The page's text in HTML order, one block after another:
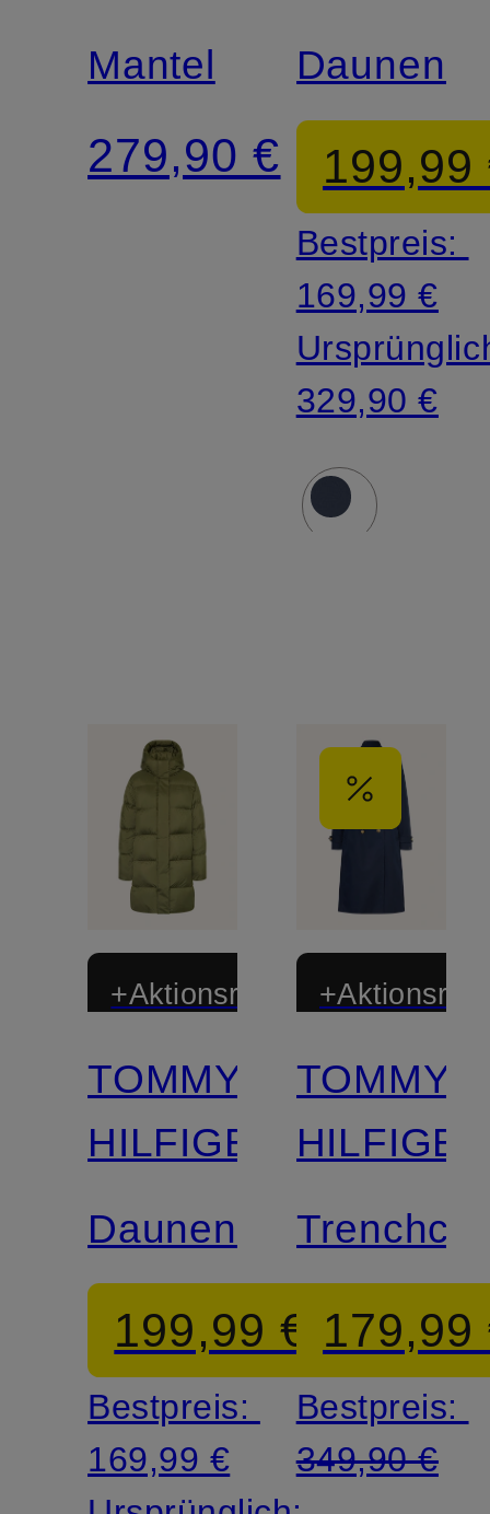
Mantel
279,90 € 199,99
Bestpreis:
169,99 €
329,90 €
+Aktionsrabatt
TOMMY
HILFIGER
Daunenmantel
199,99 €
Bestpreis:
169,99 €
TOMMY
179,99
Bestpreis:
349,90 €